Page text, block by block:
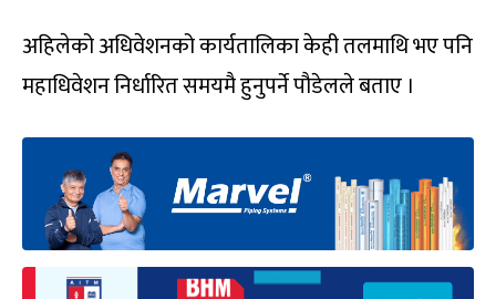
अहिलेको अधिवेशनको कार्यतालिका केही तलमाथि भए पनि
महाधिवेशन निर्धारित समयमै हुनुपर्ने पौडेलले बताए ।